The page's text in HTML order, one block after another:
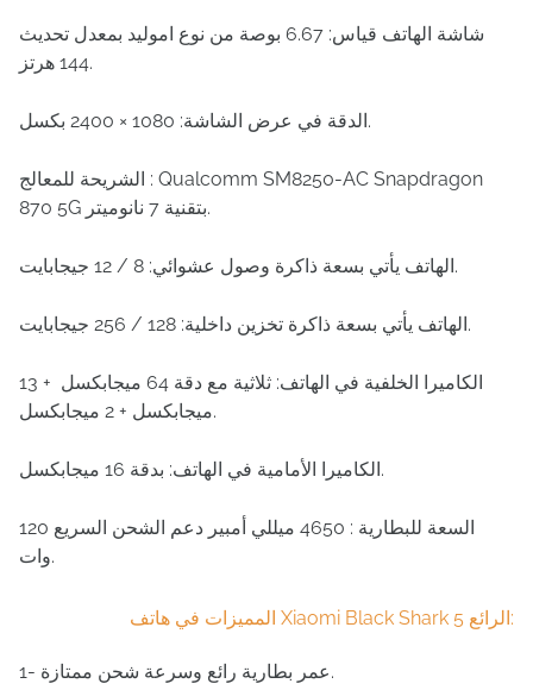
شاشة الهاتف قياس: 6.67 بوصة من نوع اموليد بمعدل تحديث
144 هرتز.
الدقة في عرض الشاشة: 1080 × 2400 بكسل.
الشريحة للمعالج : Qualcomm SM8250-AC Snapdragon
870 5G بتقنية 7 نانوميتر.
الهاتف يأتي بسعة ذاكرة وصول عشوائي: 8 / 12 جيجابايت.
الهاتف يأتي بسعة ذاكرة تخزين داخلية: 128 / 256 جيجابايت.
الكاميرا الخلفية في الهاتف: ثلاثية مع دقة 64 ميجابكسل + 13
ميجابكسل + 2 ميجابكسل.
الكاميرا الأمامية في الهاتف: بدقة 16 ميجابكسل.
السعة للبطارية : 4650 ميللي أمبير دعم الشحن السريع 120
وات.
المميزات في هاتف Xiaomi Black Shark 5 الرائع:
1- عمر بطارية رائع وسرعة شحن ممتازة.